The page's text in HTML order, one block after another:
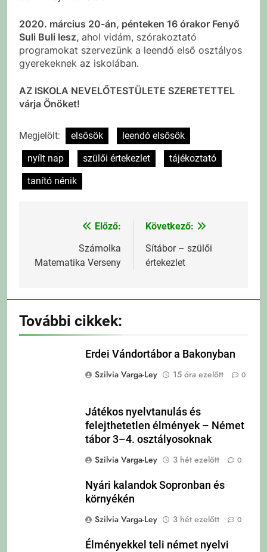
2020. március 20-án, pénteken 16 órakor Fenyő
Suli Buli lesz, ahol vidám, szórakoztató
programokat szervezünk a leendő első osztályos
gyerekeknek az iskolában.
AZ ISKOLA NEVELŐTESTÜLETE SZERETETTEL
várja Önöket!
Megjelölt: elsősök
leendó elsősök
nyílt nap
szülői értekezlet
tájékoztató
tanító nénik
Bejegyzés
navigáció
Előző:
Számolka
Matematika Verseny
Következő:
Sítábor – szülői
értekezlet
További cikkek:
Erdei Vándortábor a Bakonyban
Szilvia Varga-Ley
15 óra ezelőtt 0
Játékos nyelvtanulás és
felejthetetlen élmények – Német
tábor 3–4. osztályosoknak
Szilvia Varga-Ley
3 hét ezelőtt 0
Nyári kalandok Sopronban és
környékén
Szilvia Varga-Ley
3 hét ezelőtt 0
Élményekkel teli német nyelvi